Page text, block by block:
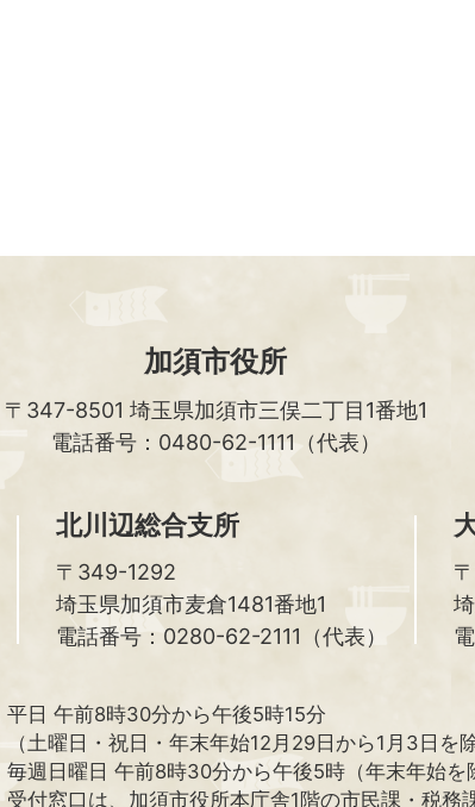
加須市役所
〒347-8501 埼玉県加須市三俣二丁目1番地1
電話番号：0480-62-1111（代表）
北川辺総合支所
〒349-1292
埼玉県加須市麦倉1481番地1
電話番号：0280-62-2111（代表）
平日 午前8時30分から午後5時15分
（土曜日・祝日・年末年始12月29日から1月3日を除
毎週日曜日 午前8時30分から午後5時（年末年始を
受付窓口は、加須市役所本庁舎1階の市民課・税務